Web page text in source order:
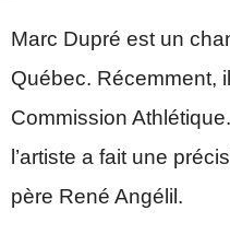
Marc Dupré est un
Québec. Récemment,
Commission
l’artiste a fait une
père René Angélil.